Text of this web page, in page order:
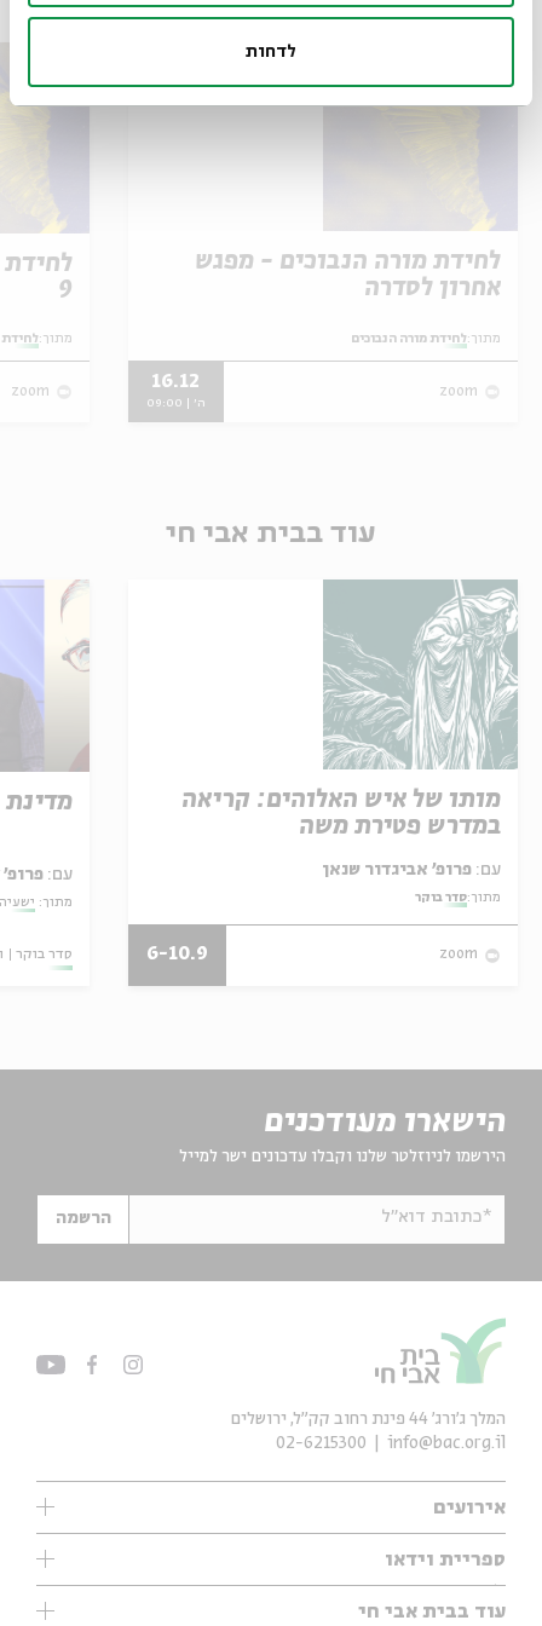
לדחות
לחידת מורה הנבוכים - מפגש
אחרון לסדרה
מתוך: לחידת מורה הנבוכים
zoom
16.12
ה' | 09:00
9
מתוך: לחידת
zoom
עוד בבית אבי חי
מותו של איש האלוהים: קריאה
במדרש פטירת משה
עם:
מתוך:סדר בוקר
zoom
6-10.9
עם: פרופ'
מתוך:
סדר בוקר
הישארו מעודכנים
הירשמו לניוזלטר שלנו וקבלו עדכונים ישר למייל
*כתובת דוא"ל הרשמה
אירועים
עיון
אנגלית
ספריית וידאו
ילדים
מוזיקה
עוד בבית אבי חי
המלך ג'ורג' 44 פינת רחוב קק״ל, ירושלים
info@bac.org.il
02-6215300